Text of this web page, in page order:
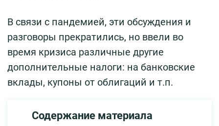
В связи с пандемией, эти обсуждения и
разговоры прекратились, но ввели во
время кризиса различные другие
дополнительные налоги: на банковские
вклады, купоны от облигаций и т.п.
Содержание материала